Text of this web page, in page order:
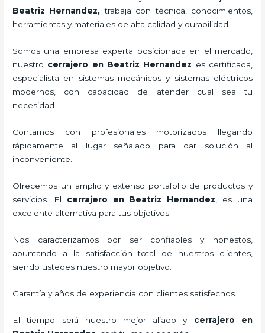
Beatriz Hernandez,trabaja con técnica, conocimientos,
herramientas y materiales de alta calidad y durabilidad.
Somos una empresa experta posicionada en el mercado,
nuestro cerrajero en Beatriz Hernandez es certificada,
especialista en sistemas mecánicos y sistemas eléctricos
modernos, con capacidad de atender cual sea tu
necesidad.
Contamos con profesionales motorizados llegando
rápidamente al lugar señalado para dar solución al
inconveniente.
Ofrecemos un amplio y extenso portafolio de productos y
servicios. El cerrajero en Beatriz Hernandez , es una
excelente alternativa para tus objetivos.
Nos caracterizamos por ser confiables y honestos,
apuntando a la satisfacción total de nuestros clientes,
siendo ustedes nuestro mayor objetivo.
Garantía y años de experiencia con clientes satisfechos.
El tiempo será nuestro mejor aliado y cerrajero en